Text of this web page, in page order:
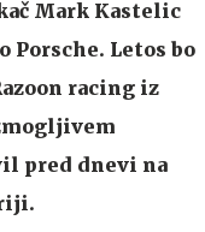
Mark Kastelic
Porsche. Letos bo
racing iz
pred dnevi na